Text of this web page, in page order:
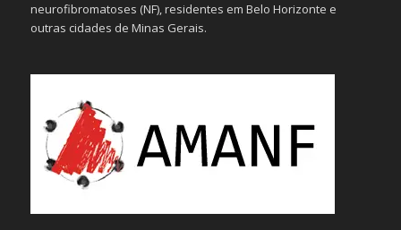
neurofibromatoses (NF), residentes em Belo Horizonte e
outras cidades de Minas Gerais.